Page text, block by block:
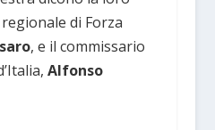
di Forza
, e il commissario
Alfonso